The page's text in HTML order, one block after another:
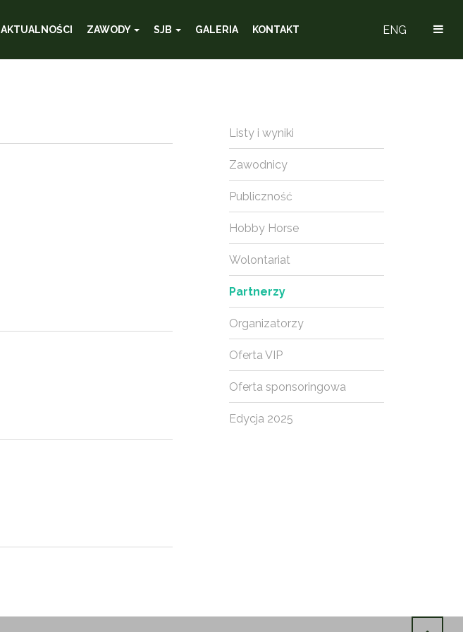
ENG
AKTUALNOŚCI ZAWODY SJB GALERIA KONTAKT
Listy i wyniki
Zawodnicy
Publiczność
Hobby Horse
Wolontariat
Partnerzy
Organizatorzy
Oferta VIP
Oferta sponsoringowa
Edycja 2025